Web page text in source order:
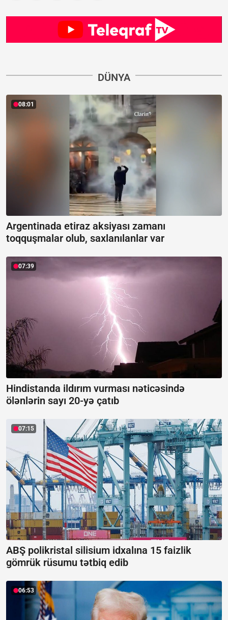
DÜNYA
08:01
Argentinada etiraz aksiyası zamanı
toqquşmalar olub, saxlanılanlar var
07:39
Hindistanda ildırım vurması nəticəsində
ölənlərin sayı 20-yə çatıb
07:15
ABŞ polikristal silisium idxalına 15 faizlik
gömrük rüsumu tətbiq edib
06:53